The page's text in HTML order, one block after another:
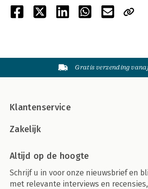
Gratis verzending
Klantenservice
Zakelijk
Altijd op de hoogte
Schrijf u in voor onze nieuwsbrief en
met relevante interviews en